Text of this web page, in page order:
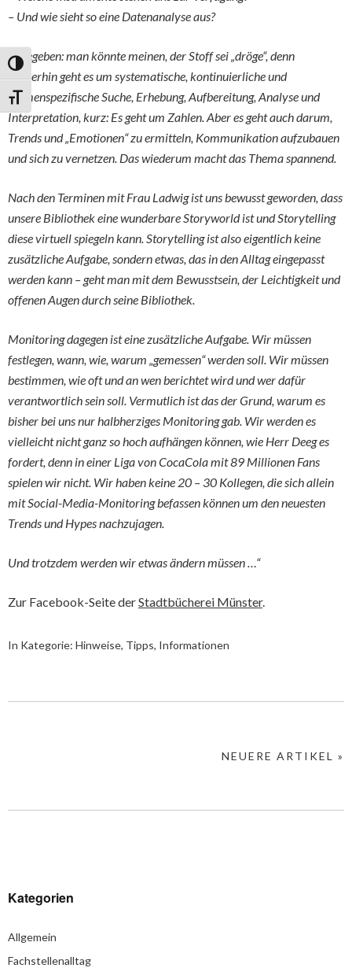
Umschalten auf hohe Kontraste
Schrift vergrößern
– Und wie sieht so eine Datenanalyse aus?
Zugegeben: man könnte meinen, der Stoff sei „dröge“, denn
immerhin geht es um systematische, kontinuierliche und
themenspezifische Suche, Erhebung, Aufbereitung, Analyse und
Interpretation, kurz: Es geht um Zahlen. Aber es geht auch darum,
Trends und „Emotionen“ zu ermitteln, Kommunikation aufzubauen
und sich zu vernetzen. Das wiederum macht das Thema spannend.
Nach den Terminen mit Frau Ladwig ist uns bewusst geworden, dass
unsere Bibliothek eine wunderbare Storyworld ist und Storytelling
diese virtuell spiegeln kann. Storytelling ist also eigentlich keine
zusätzliche Aufgabe, sondern etwas, das in den Alltag eingepasst
werden kann – geht man mit dem Bewusstsein, der Leichtigkeit und
offenen Augen durch seine Bibliothek.
Monitoring dagegen ist eine zusätzliche Aufgabe. Wir müssen
festlegen, wann, wie, warum „gemessen“ werden soll. Wir müssen
bestimmen, wie oft und an wen berichtet wird und wer dafür
verantwortlich sein soll. Vermutlich ist das der Grund, warum es
bisher bei uns nur halbherziges Monitoring gab. Wir werden es
vielleicht nicht ganz so hoch aufhängen können, wie Herr Deeg es
fordert, denn in einer Liga von CocaCola mit 89 Millionen Fans
spielen wir nicht. Wir haben keine 20 – 30 Kollegen, die sich allein
mit Social-Media-Monitoring befassen können um den neuesten
Trends und Hypes nachzujagen.
Und trotzdem werden wir etwas ändern müssen …“
Zur Facebook-Seite derStadtbücherei Münster.
In Kategorie: Hinweise, Tipps, Informationen
NEUERE ARTIKEL »
Kategorien
Allgemein
Fachstellenalltag